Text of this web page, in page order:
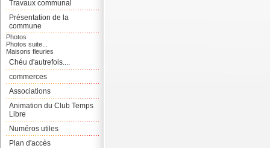
Travaux communal
Présentation de la
commune
Photos
Photos suite...
Maisons fleuries
Chéu d'autrefois....
commerces
Associations
Animation du Club Temps
Libre
Numéros utiles
Plan d'accès